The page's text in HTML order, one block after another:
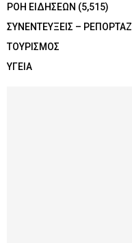
ΡΟΗ ΕΙΔΗΣΕΩΝ (5,515)
ΣΥΝΕΝΤΕΥΞΕΙΣ – ΡΕΠΟΡΤΑΖ
ΤΟΥΡΙΣΜΟΣ
ΥΓΕΙΑ